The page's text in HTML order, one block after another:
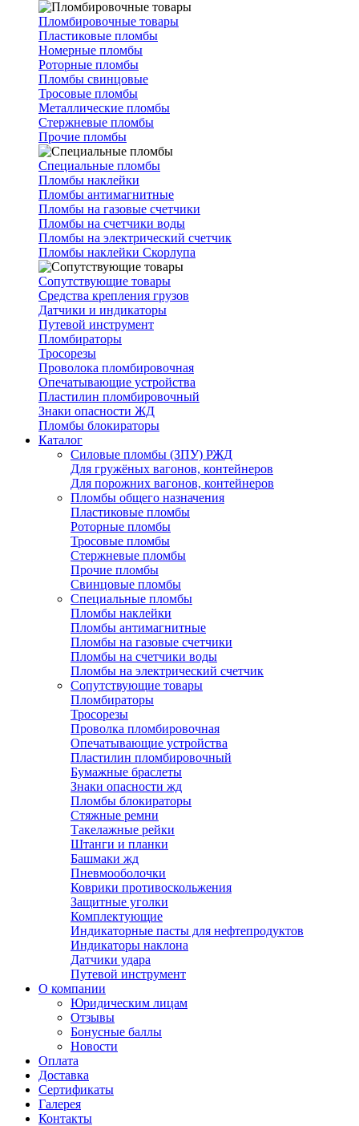
Пломбировочные товары
Пластиковые пломбы
Номерные пломбы
Роторные пломбы
Пломбы свинцовые
Тросовые пломбы
Металлические пломбы
Стержневые пломбы
Прочие пломбы
Специальные пломбы
Пломбы наклейки
Пломбы антимагнитные
Пломбы на газовые счетчики
Пломбы на счетчики воды
Пломбы на электрический счетчик
Пломбы наклейки Скорлупа
Сопутствующие товары
Средства крепления грузов
Датчики и индикаторы
Путевой инструмент
Пломбираторы
Тросорезы
Проволока пломбировочная
Опечатывающие устройства
Пластилин пломбировочный
Знаки опасности ЖД
Пломбы блокираторы
Каталог
Силовые пломбы (ЗПУ) РЖД
Для гружёных вагонов, контейнеров
Для порожних вагонов, контейнеров
Пломбы общего назначения
Пластиковые пломбы
Роторные пломбы
Тросовые пломбы
Стержневые пломбы
Прочие пломбы
Свинцовые пломбы
Специальные пломбы
Пломбы наклейки
Пломбы антимагнитные
Пломбы на газовые счетчики
Пломбы на счетчики воды
Пломбы на электрический счетчик
Сопутствующие товары
Пломбираторы
Тросорезы
Проволка пломбировочная
Опечатывающие устройства
Пластилин пломбировочный
Бумажные браслеты
Знаки опасности жд
Пломбы блокираторы
Стяжные ремни
Такелажные рейки
Штанги и планки
Башмаки жд
Пневмооболочки
Коврики противоскольжения
Защитные уголки
Комплектующие
Индикаторные пасты для нефтепродуктов
Индикаторы наклона
Датчики удара
Путевой инструмент
О компании
Юридическим лицам
Отзывы
Бонусные баллы
Новости
Оплата
Доставка
Сертификаты
Галерея
Контакты